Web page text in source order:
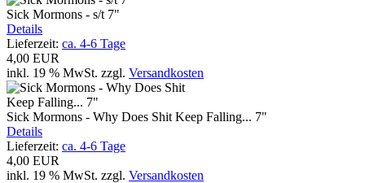
Sick Mormons - s/t 7"
Details
Lieferzeit: ca. 4-6 Tage
4,00 EUR
inkl. 19 % MwSt. zzgl. Versandkosten
Sick Mormons - Why Does Shit Keep Falling... 7"
Details
Lieferzeit: ca. 4-6 Tage
4,00 EUR
inkl. 19 % MwSt. zzgl. Versandkosten